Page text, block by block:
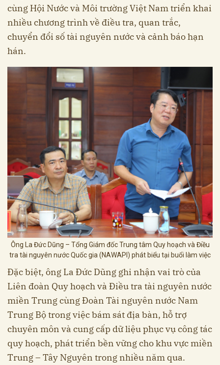
cùng Hội Nước và Môi trường Việt Nam triển khai
nhiều chương trình về điều tra, quan trắc,
chuyển đổi số tài nguyên nước và cảnh báo hạn
hán.
Ông La Đức Dũng – Tổng Giám đốc Trung tâm Quy hoạch và Điều
tra tài nguyên nước Quốc gia (NAWAPI) phát biểu tại buổi làm việc
Đặc biệt, ông La Đức Dũng ghi nhận vai trò của
Liên đoàn Quy hoạch và Điều tra tài nguyên nước
miền Trung cùng Đoàn Tài nguyên nước Nam
Trung Bộ trong việc bám sát địa bàn, hỗ trợ
chuyên môn và cung cấp dữ liệu phục vụ công tác
quy hoạch, phát triển bền vững cho khu vực miền
Trung – Tây Nguyên trong nhiều năm qua.